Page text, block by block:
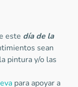
este día de la
sean
pintura y/o las
para apoyar a